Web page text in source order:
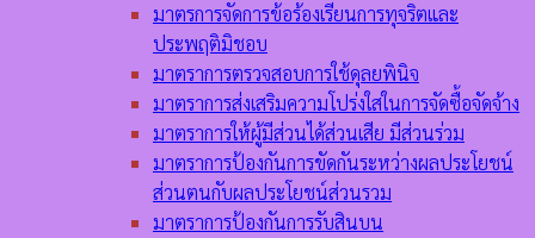
มาตรการจัดการข้อร้องเรียนการทุจริตและ
ประพฤติมิชอบ
มาตราการตรวจสอบการใช้ดุลยพินิจ
มาตราการส่งเสริมความโปร่งใสในการจัดซื้อจัดจ้าง
มาตราการให้ผู้มีส่วนได้ส่วนเสีย มีส่วนร่วม
มาตราการป้องกันการขัดกันระหว่างผลประโยชน์
ส่วนตนกับผลประโยชน์ส่วนรวม
มาตราการป้องกันการรับสินบน